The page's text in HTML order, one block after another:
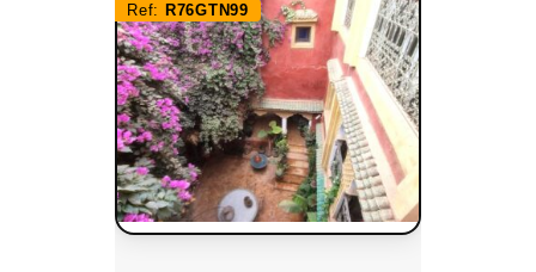
Ref: R76GTN99